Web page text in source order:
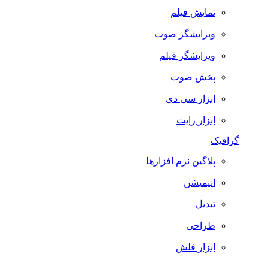
نمایش فیلم
ویرایشگر صوت
ویرایشگر فیلم
پخش صوت
ابزار سی دی
ابزار رایت
گرافیک
پلاگین نرم افزارها
انیمیشن
تبدیل
طراحی
ابزار فلش